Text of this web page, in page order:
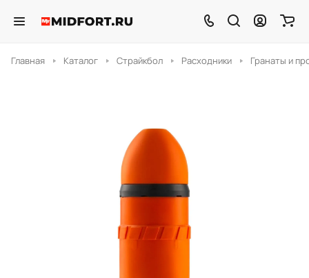
Главная Каталог Страйкбол Расходники Гранаты и